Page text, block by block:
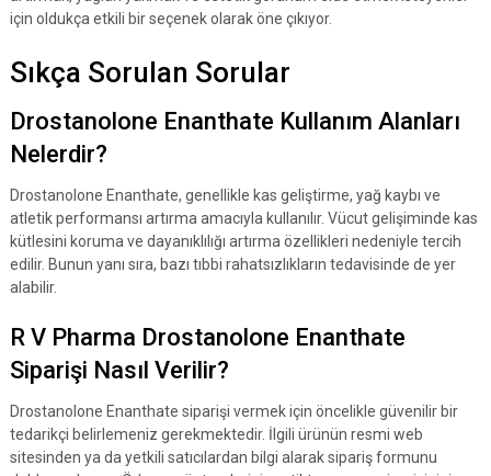
için oldukça etkili bir seçenek olarak öne çıkıyor.
Sıkça Sorulan Sorular
Drostanolone Enanthate Kullanım Alanları
Nelerdir?
Drostanolone Enanthate, genellikle kas geliştirme, yağ kaybı ve
atletik performansı artırma amacıyla kullanılır. Vücut gelişiminde kas
kütlesini koruma ve dayanıklılığı artırma özellikleri nedeniyle tercih
edilir. Bunun yanı sıra, bazı tıbbi rahatsızlıkların tedavisinde de yer
alabilir.
R V Pharma Drostanolone Enanthate
Siparişi Nasıl Verilir?
Drostanolone Enanthate siparişi vermek için öncelikle güvenilir bir
tedarikçi belirlemeniz gerekmektedir. İlgili ürünün resmi web
sitesinden ya da yetkili satıcılardan bilgi alarak sipariş formunu